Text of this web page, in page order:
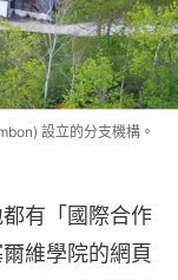
設立的分支機構。
有「國際合作
維學院的網頁